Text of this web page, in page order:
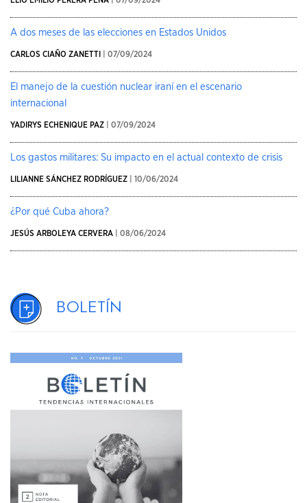
A dos meses de las elecciones en Estados Unidos
CARLOS CIAÑO ZANETTI | 07/09/2024
El manejo de la cuestión nuclear iraní en el escenario
internacional
YADIRYS ECHENIQUE PAZ | 07/09/2024
Los gastos militares: Su impacto en el actual contexto de crisis
LILIANNE SÁNCHEZ RODRÍGUEZ | 10/06/2024
¿Por qué Cuba ahora?
JESÚS ARBOLEYA CERVERA | 08/06/2024
Boletín